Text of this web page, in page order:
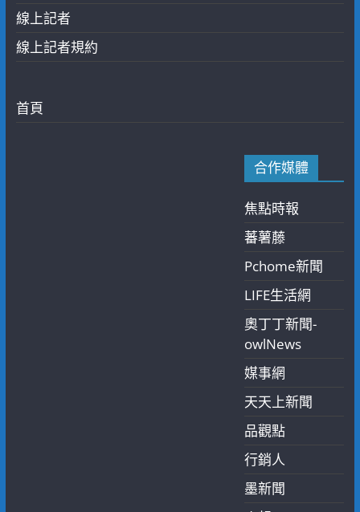
線上記者
線上記者規約
首頁
合作媒體
焦點時報
蕃薯藤
Pchome新聞
LIFE生活網
奧丁丁新聞-
owlNews
媒事網
天天上新聞
品觀點
行銷人
墨新聞